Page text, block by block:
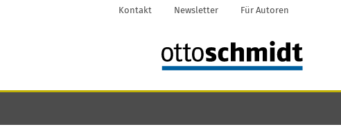
Kontakt Newsletter Für Autoren